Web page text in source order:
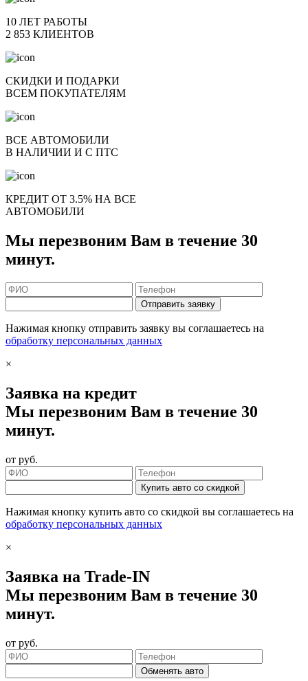
10 ЛЕТ РАБОТЫ
2 853 КЛИЕНТОВ
СКИДКИ И ПОДАРКИ
ВСЕМ ПОКУПАТЕЛЯМ
ВСЕ АВТОМОБИЛИ
В НАЛИЧИИ И С ПТС
КРЕДИТ ОТ 3.5% НА ВСЕ
АВТОМОБИЛИ
Мы перезвоним Вам в течение 30
минут.
Отправить заявку
Нажимая кнопку отправить заявку вы соглашаетесь на
обработку персональных данных
×
Заявка на кредит
Мы перезвоним Вам в течение 30
минут.
от руб.
Купить авто со скидкой
Нажимая кнопку купить авто со скидкой вы соглашаетесь на
обработку персональных данных
×
Заявка на Trade-IN
Мы перезвоним Вам в течение 30
минут.
от руб.
Обменять авто